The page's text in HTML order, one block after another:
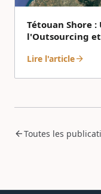
Tétouan Shore
l'Outsourcing
Lire l'articlearrow_forward
arrow_backToutes les